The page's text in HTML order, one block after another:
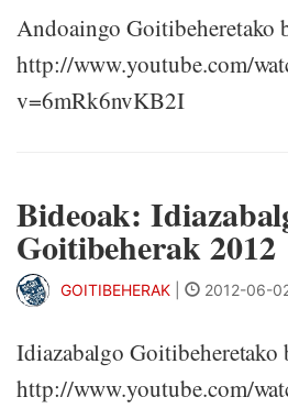
Andoaingo Goitibeheretako
http://www.youtube.com/
v=6mRk6nvKB2I
Bideoak:
Goitibeherak 2012
GOITIBEHERAK 2012-06-
Idiazabalgo Goitibeheretako
http://www.youtube.com/